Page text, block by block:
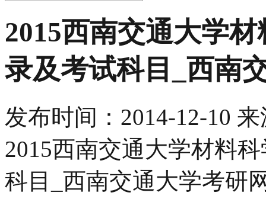
2015西南交通大学
录及考试科目_西南
发布时间： 2014-12-10 来
2015西南交通大学材料
科目_西南交通大学考研